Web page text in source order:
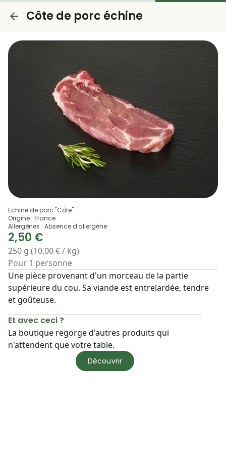
Côte de porc échine
Echine de porc "Côte"
Origine : France
Allergènes : Absence d'allergène
2,50 €
250 g (10,00 € / kg)
Pour 1 personne
Une pièce provenant d'un morceau de la partie
supérieure du cou. Sa viande est entrelardée, tendre
et goûteuse.
Et avec ceci ?
La boutique regorge d'autres produits qui
n'attendent que votre table.
Découvrir